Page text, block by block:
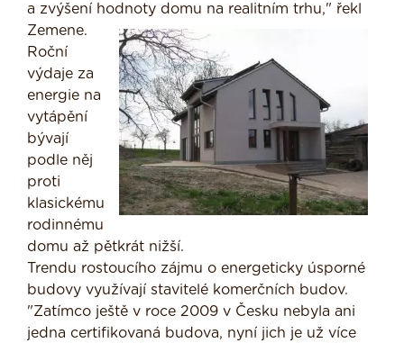
a zvýšení hodnoty domu na realitním trhu," řekl
Zemene.
Roční
výdaje za
energie na
vytápění
bývají
podle něj
proti
klasickému
rodinnému
domu až pětkrát nižší.
Trendu rostoucího zájmu o energeticky úsporné
budovy využívají stavitelé komerčních budov.
"Zatímco ještě v roce 2009 v Česku nebyla ani
jedna certifikovaná budova, nyní jich je už více